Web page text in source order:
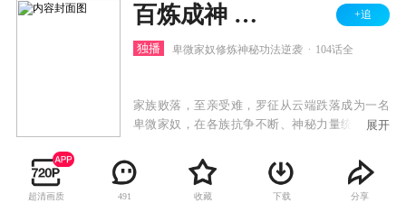
百炼成神 第一二季 +追
独播 卑微家奴修炼神秘功法逆袭 104话全
家族败落，至亲受难，罗征从云端跌落成为一名
卑微家奴，在各族抗争不断、神秘力量统治的世
器，一道抗争的序幕，就此轰然拉开。
展开
超清画质 491 收藏 下载 分享